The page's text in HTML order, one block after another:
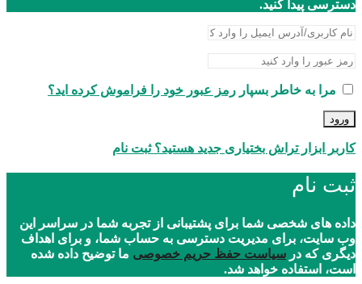
دسترسی پیدا کنید.
مرا به خاطر بسپار رمز عبور خود را فراموش کرده اید؟
ورود
کاربر ابزار تراش بختیاری جدید هستید؟ ثبت نام
ثبت نام
داده های شخصی شما برای پشتیبانی از تجربه شما در سراسر این
وب سایت، برای مدیریت دسترسی به حساب شما، و برای اهداف
دیگری که در سیاست حفظ حریم خصوصی ما توضیح داده شده
است، استفاده خواهد شد.